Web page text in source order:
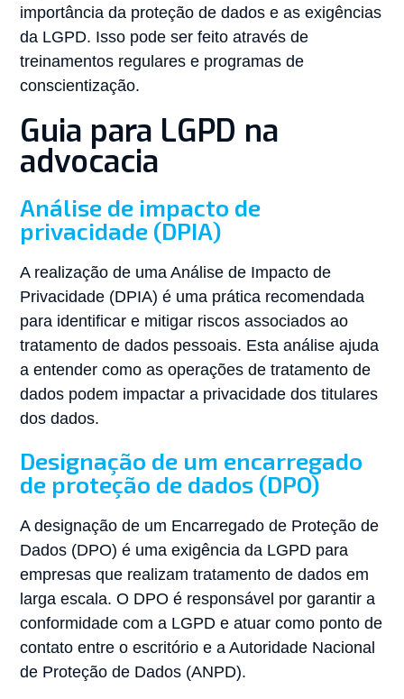
importância da proteção de dados e as exigências
da LGPD. Isso pode ser feito através de
treinamentos regulares e programas de
conscientização.
Guia para LGPD na
advocacia
Análise de impacto de
privacidade (DPIA)
A realização de uma Análise de Impacto de
Privacidade (DPIA) é uma prática recomendada
para identificar e mitigar riscos associados ao
tratamento de dados pessoais. Esta análise ajuda
a entender como as operações de tratamento de
dados podem impactar a privacidade dos titulares
dos dados.
Designação de um encarregado
de proteção de dados (DPO)
A designação de um Encarregado de Proteção de
Dados (DPO) é uma exigência da LGPD para
empresas que realizam tratamento de dados em
larga escala. O DPO é responsável por garantir a
conformidade com a LGPD e atuar como ponto de
contato entre o escritório e a Autoridade Nacional
de Proteção de Dados (ANPD).